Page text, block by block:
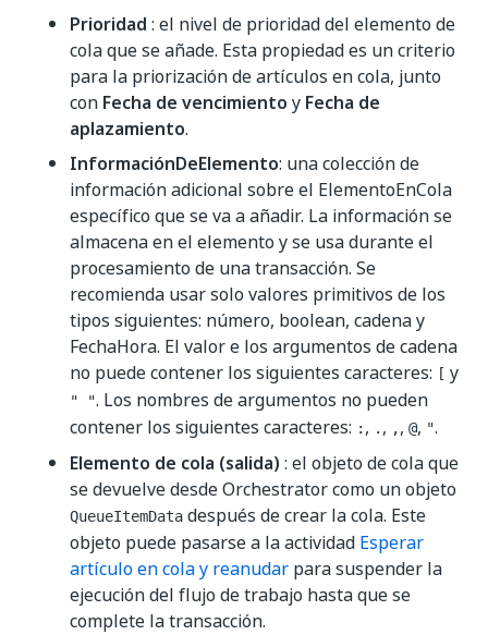
Prioridad : el nivel de prioridad del elemento de
cola que se añade. Esta propiedad es un criterio
para la priorización de artículos en cola, junto
con Fecha de vencimiento y Fecha de
aplazamiento.
InformaciónDeElemento: una colección de
información adicional sobre el ElementoEnCola
específico que se va a añadir. La información se
almacena en el elemento y se usa durante el
procesamiento de una transacción. Se
recomienda usar solo valores primitivos de los
tipos siguientes: número, boolean, cadena y
FechaHora. El valor e los argumentos de cadena
no puede contener los siguientes caracteres: [ y
" ". Los nombres de argumentos no pueden
contener los siguientes caracteres: : , . , ,, @, ".
Elemento de cola (salida) : el objeto de cola que
se devuelve desde Orchestrator como un objeto
QueueItemData después de crear la cola. Este
objeto puede pasarse a la actividad Esperar
artículo en cola y reanudar para suspender la
ejecución del flujo de trabajo hasta que se
complete la transacción.